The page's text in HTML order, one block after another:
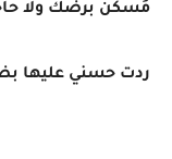
مُسكن برضك ولا
ردت حسني عليها